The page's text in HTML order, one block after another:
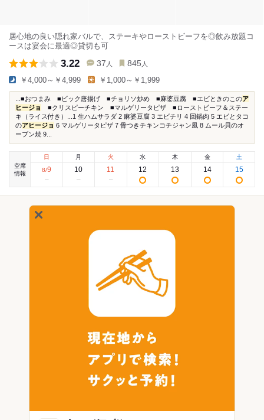
居心地の良い隠れ家バルで、ステーキやローストビーフを◎飲み放題コ
ースは宴会に最適◎貸切も可
3.22 37 人 845 人
￥4,000～￥4,999 ￥1,000～￥1,999
...■おつまみ ■ビック唐揚げ ■チョリソ炒め ■麻婆豆腐 ■エビときのこのア
ヒージョ
■クリスピーチキン ■マルゲリータピザ ■ローストビーフ＆ステー
キ（ライス付き）...1 生ハムサラダ 2 麻婆豆腐 3 エビチリ 4 回鍋肉 5 エビとタコ
のアヒージョ 6 マルゲリータピザ 7 骨つきチキンコチジャン風 8 ムール貝のオ
ーブン焼 9...
空席
情報
日
8/9
月
10
火
11
水
12
木
13
金
14
土
15